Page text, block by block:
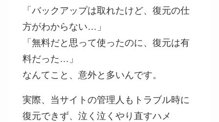
「バックアップは取れたけど、復元の仕
方がわからない…」
「無料だと思って使ったのに、復元は有
料だった…」
なんてこと、意外と多いんです。
実際、当サイトの管理人もトラブル時に
復元できず、泣く泣くやり直すハメ